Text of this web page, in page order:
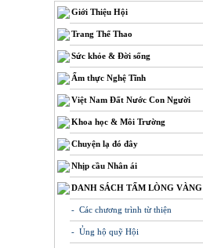
Giới Thiệu Hội
Trang Thể Thao
Sức khỏe & Đời sống
Ẩm thực Nghệ Tĩnh
Việt Nam Đất Nước Con Người
Khoa học & Môi Trường
Chuyện lạ đó đây
Nhịp cầu Nhân ái
DANH SÁCH TẤM LÒNG VÀNG
- Các chương trình từ thiện
- Ủng hộ quỹ Hội